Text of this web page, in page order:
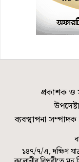
প্রকাশক ও
ব্যবস্থাপনা সম্পাদক
১৪৭/৭/এ, দক্ষিণ